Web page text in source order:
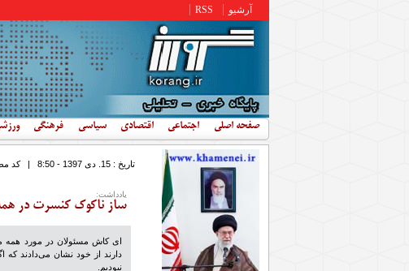
آرشیو RSS
صفحه اصلی اجتماعی اقتصادی سیاسی فرهنگی
تاریخ : 15. دى 1397 - 8:50 |کد
یادداشت:
ساز ناکوک کنسرت در
ای کاش مسئولان در مورد همه
دارند از خود نشان می‌دادند که
نبودیم.